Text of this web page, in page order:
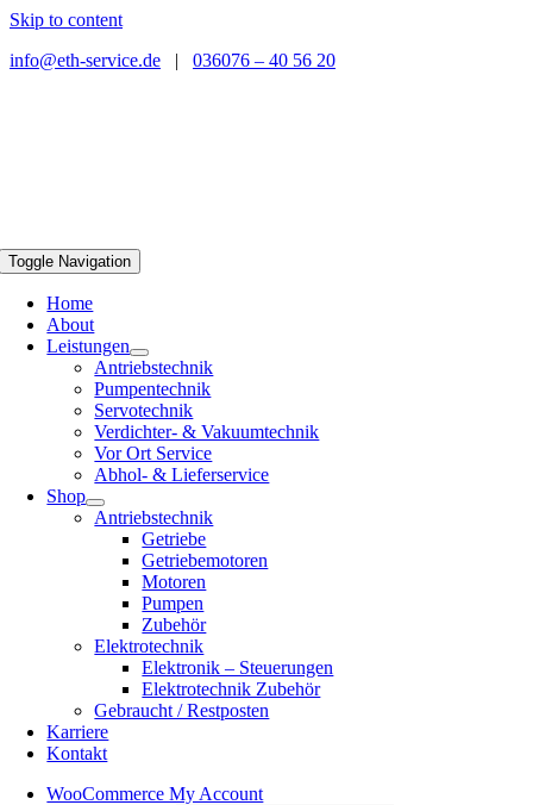
Skip to content
info@eth-service.de | 036076 – 40 56 20
Toggle Navigation
Home
About
Leistungen
Antriebstechnik
Pumpentechnik
Servotechnik
Verdichter- & Vakuumtechnik
Vor Ort Service
Abhol- & Lieferservice
Shop
Antriebstechnik
Getriebe
Getriebemotoren
Motoren
Pumpen
Zubehör
Elektrotechnik
Elektronik – Steuerungen
Elektrotechnik Zubehör
Gebraucht / Restposten
Karriere
Kontakt
WooCommerce My Account